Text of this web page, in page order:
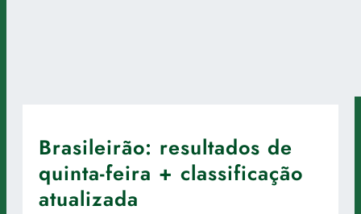
Brasileirão: resultados de
quinta-feira + classificação
atualizada